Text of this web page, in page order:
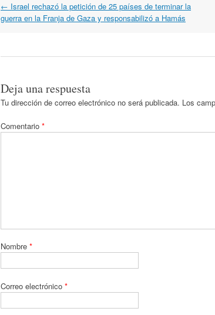
Navegación
por
← Israel rechazó la petición de 25 países de terminar la
guerra en la Franja de Gaza y responsabilizó a Hamás
Deja una respuesta
Tu dirección de correo electrónico no será publicada. Los
Comentario *
Nombre *
Correo electrónico *